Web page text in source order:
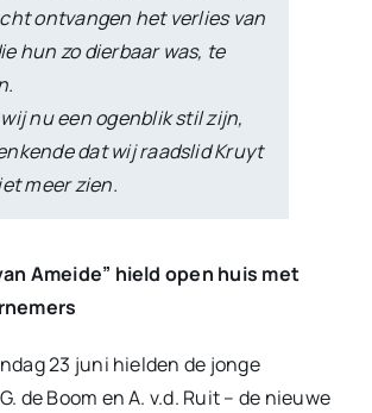
ontvangen het verlies van
hun zo dierbaar was, te
nu een ogenblik stil zijn,
dat wij raadslid Kruyt
meer zien.
Ameide” hield open huis met
23 juni hielden de jonge
de Boom en A. v.d. Ruit – de nieuwe